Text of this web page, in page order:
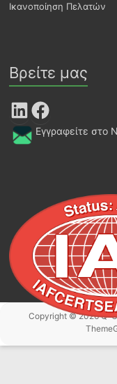
Ικανοποίηση Πελατών
Βρείτε μας
LinkedIn Facebook
Εγγραφείτε στο
Copyright © 2026Q-